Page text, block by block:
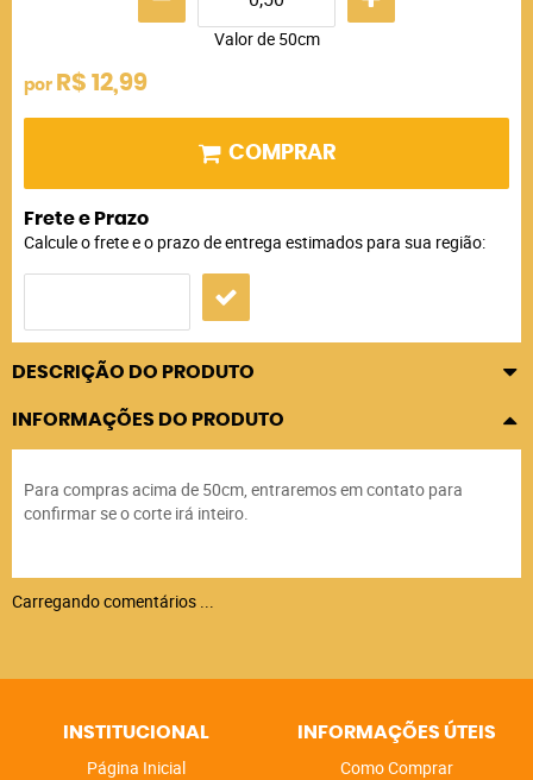
Valor de 50cm
por R$ 12,99
COMPRAR
Frete e Prazo
Calcule o frete e o prazo de entrega estimados para sua região:
DESCRIÇÃO DO PRODUTO
INFORMAÇÕES DO PRODUTO
Para compras acima de 50cm, entraremos em contato para
confirmar se o corte irá inteiro.
Carregando comentários ...
INSTITUCIONAL
Página Inicial
INFORMAÇÕES ÚTEIS
Como Comprar